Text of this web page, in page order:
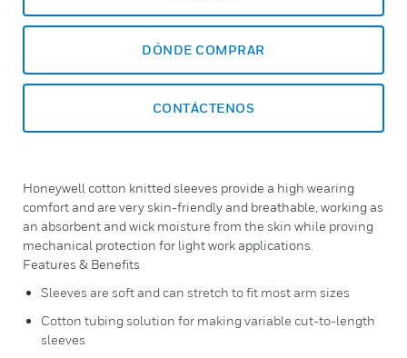
DÓNDE COMPRAR
CONTÁCTENOS
Honeywell cotton knitted sleeves provide a high wearing
comfort and are very skin-friendly and breathable, working as
an absorbent and wick moisture from the skin while proving
mechanical protection for light work applications.
Features & Benefits
Sleeves are soft and can stretch to fit most arm sizes
Cotton tubing solution for making variable cut-to-length
sleeves